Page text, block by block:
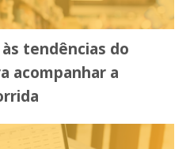
tendências do
acompanhar a